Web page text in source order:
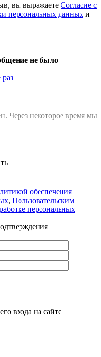
вы выражаете Согласие с
персональных данных и
не было
раз
Через некоторое время мы
обеспечения
, Пользовательским
персональных
входа на сайте